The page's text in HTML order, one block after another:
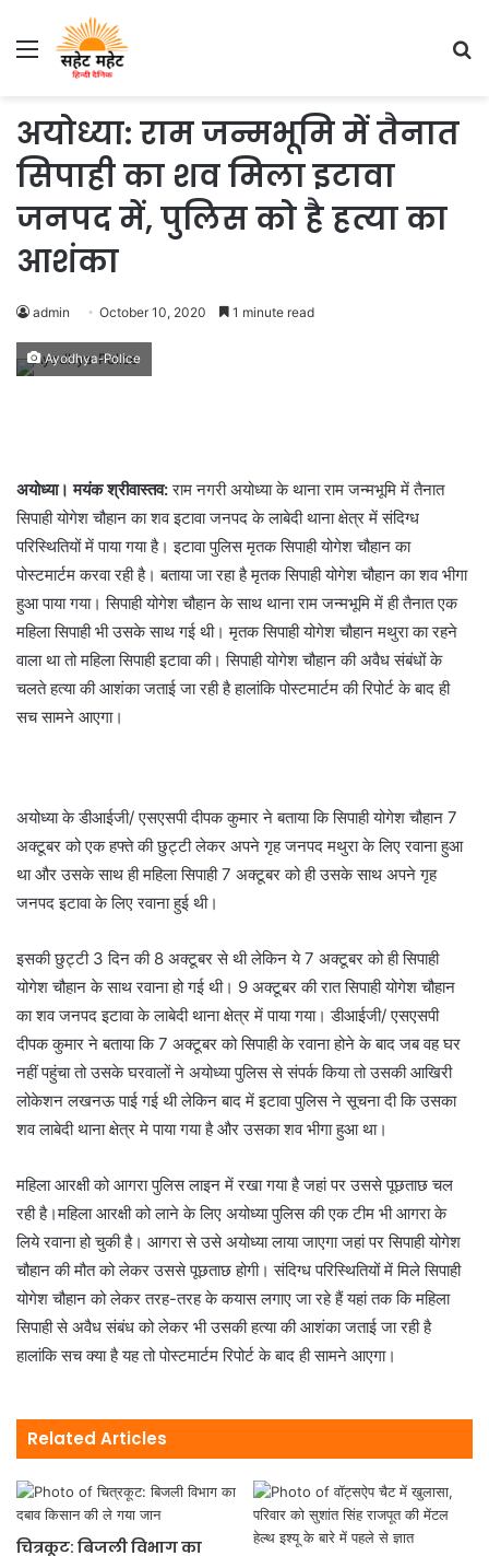
Menu
अयोध्या: राम जन्मभूमि में तैनात
सिपाही का शव मिला इटावा
जनपद में, पुलिस को है हत्या का
आशंका
admin October 10, 2020 1 minute read
Ayodhya-Police
अयोध्या। मयंक श्रीवास्तव:राम नगरी अयोध्या के थाना राम जन्मभूमि में तैनात
सिपाही योगेश चौहान का शव इटावा जनपद के लाबेदी थाना क्षेत्र में संदिग्ध
परिस्थितियों में पाया गया है। इटावा पुलिस मृतक सिपाही योगेश चौहान का
पोस्टमार्टम करवा रही है। बताया जा रहा है मृतक सिपाही योगेश चौहान का शव भीगा
हुआ पाया गया। सिपाही योगेश चौहान के साथ थाना राम जन्मभूमि में ही तैनात एक
महिला सिपाही भी उसके साथ गई थी। मृतक सिपाही योगेश चौहान मथुरा का रहने
वाला था तो महिला सिपाही इटावा की। सिपाही योगेश चौहान की अवैध संबंधों के
चलते हत्या की आशंका जताई जा रही है हालांकि पोस्टमार्टम की रिपोर्ट के बाद ही
सच सामने आएगा।
अयोध्या के डीआईजी/ एसएसपी दीपक कुमार ने बताया कि सिपाही योगेश चौहान 7
अक्टूबर को एक हफ्ते की छुट्टी लेकर अपने गृह जनपद मथुरा के लिए रवाना हुआ
था और उसके साथ ही महिला सिपाही 7 अक्टूबर को ही उसके साथ अपने गृह
जनपद इटावा के लिए रवाना हुई थी।
इसकी छुट्टी 3 दिन की 8 अक्टूबर से थी लेकिन ये 7 अक्टूबर को ही सिपाही
योगेश चौहान के साथ रवाना हो गई थी। 9 अक्टूबर की रात सिपाही योगेश चौहान
का शव जनपद इटावा के लाबेदी थाना क्षेत्र में पाया गया। डीआईजी/ एसएसपी
दीपक कुमार ने बताया कि 7 अक्टूबर को सिपाही के रवाना होने के बाद जब वह घर
नहीं पहुंचा तो उसके घरवालों ने अयोध्या पुलिस से संपर्क किया तो उसकी आखिरी
लोकेशन लखनऊ पाई गई थी लेकिन बाद में इटावा पुलिस ने सूचना दी कि उसका
शव लाबेदी थाना क्षेत्र मे पाया गया है और उसका शव भीगा हुआ था।
महिला आरक्षी को आगरा पुलिस लाइन में रखा गया है जहां पर उससे पूछताछ चल
रही है।महिला आरक्षी को लाने के लिए अयोध्या पुलिस की एक टीम भी आगरा के
लिये रवाना हो चुकी है। आगरा से उसे अयोध्या लाया जाएगा जहां पर सिपाही योगेश
चौहान की मौत को लेकर उससे पूछताछ होगी। संदिग्ध परिस्थितियों में मिले सिपाही
योगेश चौहान को लेकर तरह-तरह के कयास लगाए जा रहे हैं यहां तक कि महिला
सिपाही से अवैध संबंध को लेकर भी उसकी हत्या की आशंका जताई जा रही है
हालांकि सच क्या है यह तो पोस्टमार्टम रिपोर्ट के बाद ही सामने आएगा।
Related Articles
चित्रकूट: बिजली विभाग का